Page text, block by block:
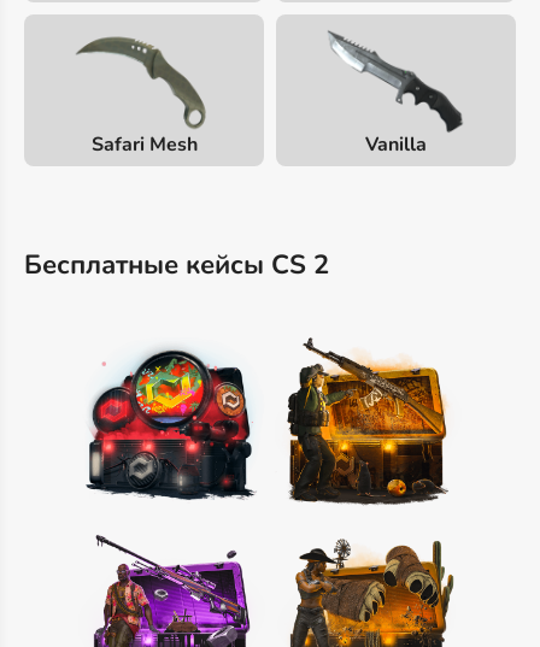
Safari Mesh Vanilla
Бесплатные кейсы CS 2